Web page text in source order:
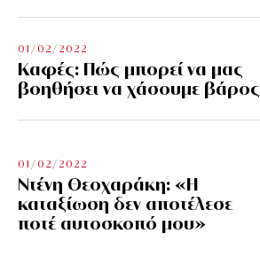
01/02/2022
Kαφές: Πώς μπορεί να μας
βοηθήσει να χάσουμε βάρος
01/02/2022
Ντένη Θεοχαράκη: «Η
καταξίωση δεν αποτέλεσε
ποτέ αυτοσκοπό μου»